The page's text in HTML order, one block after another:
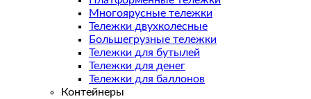
Многоярусные тележки
Тележки двухколесные
Большегрузные тележки
Тележки для бутылей
Тележки для денег
Тележки для баллонов
Контейнеры